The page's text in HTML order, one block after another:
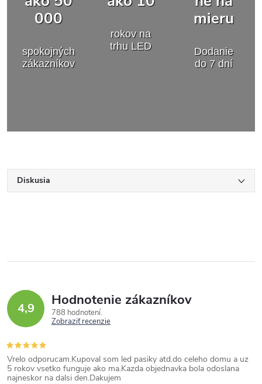
000
spokojných
zákazníkov
rokov na
trhu LED
mieru
Dodanie
do 7 dní
Diskusia
4,9 Hodnotenie zákazníkov
788 hodnotení
Zobraziť recenzie
Vrelo odporucam.Kupoval som led pasiky atd.do celeho domu a uz
5 rokov vsetko funguje ako ma.Kazda objednavka bola odoslana
najneskor na dalsi den.Dakujem